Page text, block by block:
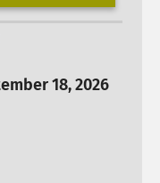
18, 2026